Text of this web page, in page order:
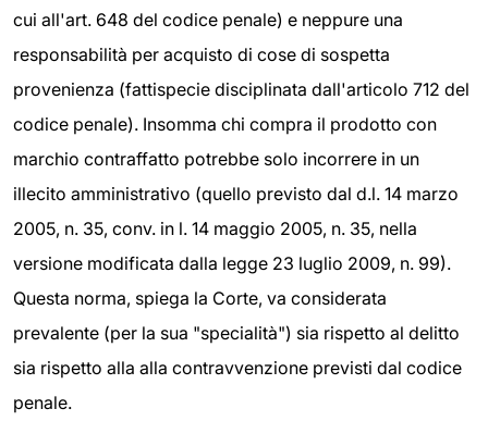
cui all'art. 648 del codice penale) e neppure una
responsabilità per acquisto di cose di sospetta
provenienza (fattispecie disciplinata dall'articolo 712 del
codice penale). Insomma chi compra il prodotto con
marchio contraffatto potrebbe solo incorrere in un
illecito amministrativo (quello previsto dal d.l. 14 marzo
2005, n. 35, conv. in l. 14 maggio 2005, n. 35, nella
versione modificata dalla legge 23 luglio 2009, n. 99).
Questa norma, spiega la Corte, va considerata
prevalente (per la sua "specialità") sia rispetto al delitto
sia rispetto alla alla contravvenzione previsti dal codice
penale.